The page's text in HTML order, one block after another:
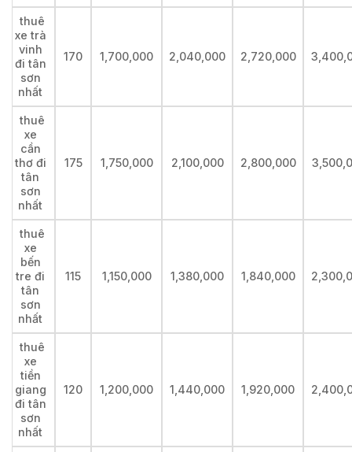
thuê
xe trà
vinh
đi tân
sơn
nhất
170 1,700,000 2,040,000 2,720,000
thuê
xe
cần
thơ đi
tân
sơn
nhất
175 1,750,000 2,100,000 2,800,000
thuê
xe
bến
tre đi
tân
sơn
nhất
115 1,150,000 1,380,000 1,840,000
thuê
xe
tiền
giang
đi tân
sơn
nhất
120 1,200,000 1,440,000 1,920,000